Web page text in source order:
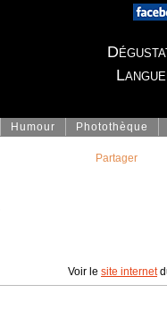
Humour Photothèque
Voir le site internet
Partager